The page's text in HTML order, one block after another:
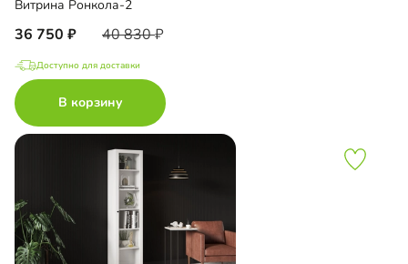
Витрина Ронкола-2
36 750 40 830
Доступно для доставки
В корзину